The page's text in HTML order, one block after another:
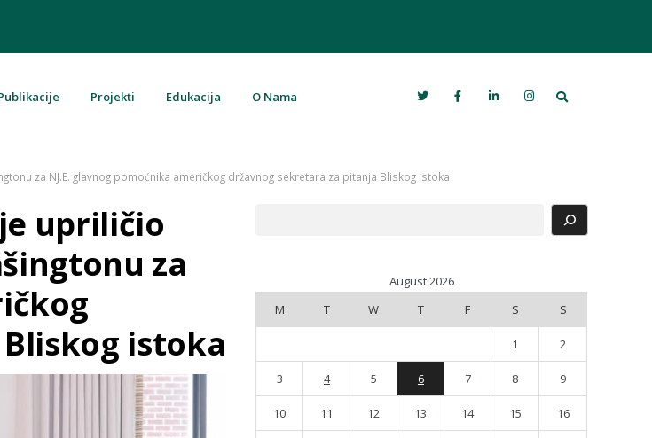
Projekti Edukacija O Nama Search
za NJ.E. glavnog pomoćnika američkog državnog sekretara za pitanja Bliskog istoka
upriličio
za
istoka
August 2026
M
T W T F S S
1 2
3 4 5 6 7 8 9
10 11 12 13 14 15 16